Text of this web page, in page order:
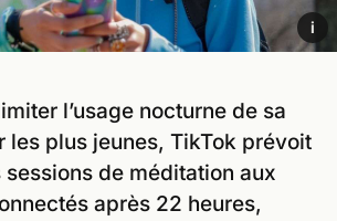
i
l’usage nocturne de sa
les plus jeunes, TikTok prévoit
sessions de méditation aux
après 22 heures,